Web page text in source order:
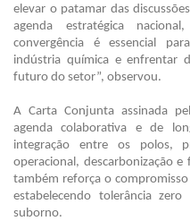
elevar o patamar das
agenda estratégica
convergência é essencial
indústria química e enfrentar
futuro do setor”, observou.
A Carta Conjunta assinada
agenda colaborativa e de
integração entre os polos,
operacional, descarbonização
também reforça o
estabelecendo tolerância
suborno.